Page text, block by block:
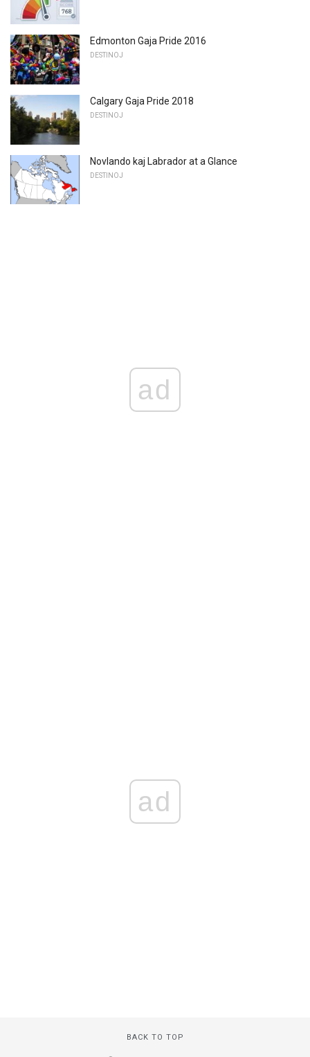
Edmonton Gaja Pride 2016
DESTINOJ
Calgary Gaja Pride 2018
DESTINOJ
Novlando kaj Labrador at a Glance
DESTINOJ
ad
ad
BACK TO TOP